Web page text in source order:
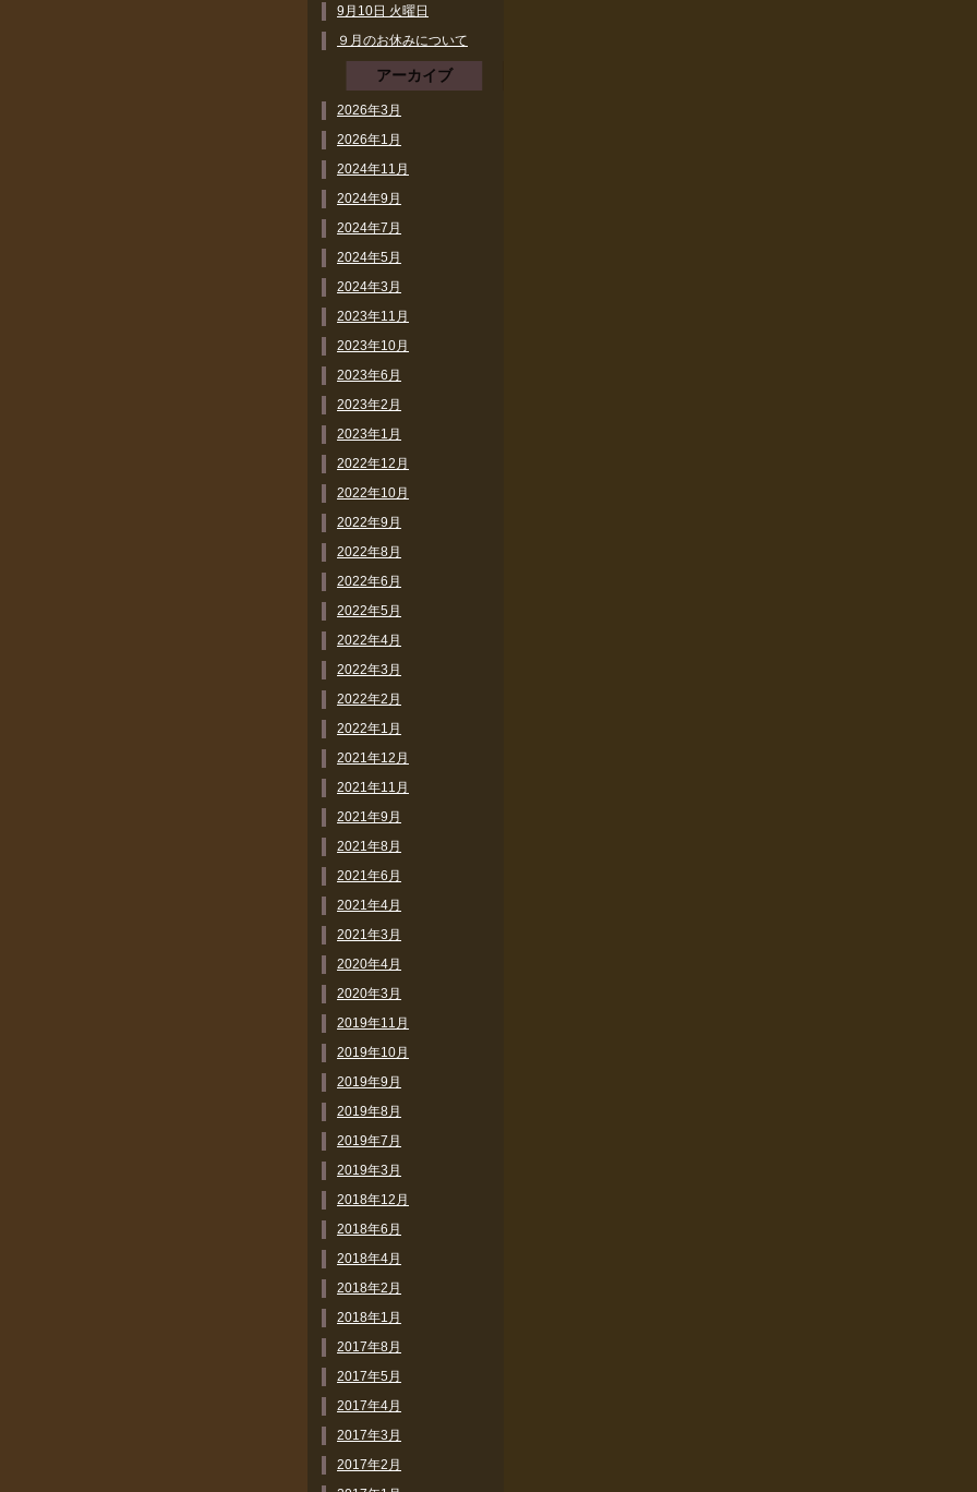
9月10日 火曜日
９月のお休みについて
アーカイブ
2026年3月
2026年1月
2024年11月
2024年9月
2024年7月
2024年5月
2024年3月
2023年11月
2023年10月
2023年6月
2023年2月
2023年1月
2022年12月
2022年10月
2022年9月
2022年8月
2022年6月
2022年5月
2022年4月
2022年3月
2022年2月
2022年1月
2021年12月
2021年11月
2021年9月
2021年8月
2021年6月
2021年4月
2021年3月
2020年4月
2020年3月
2019年11月
2019年10月
2019年9月
2019年8月
2019年7月
2019年3月
2018年12月
2018年6月
2018年4月
2018年2月
2018年1月
2017年8月
2017年5月
2017年4月
2017年3月
2017年2月